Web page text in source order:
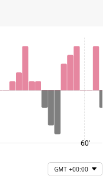
60'
GMT +00:00